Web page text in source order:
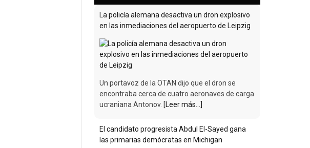
La policía alemana desactiva un dron explosivo
en las inmediaciones del aeropuerto de Leipzig
Un portavoz de la OTAN dijo que el dron se
encontraba cerca de cuatro aeronaves de carga
ucraniana Antonov. [Leer más...]
El candidato progresista Abdul El-Sayed gana
las primarias demócratas en Michigan